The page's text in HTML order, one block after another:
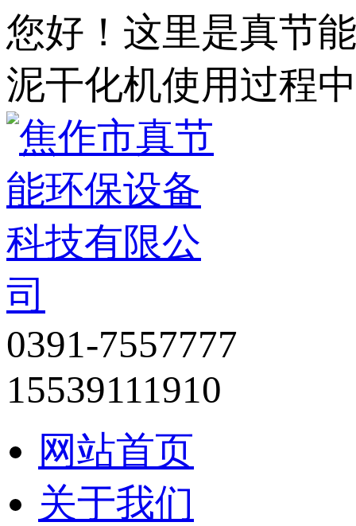
您好！这里是真节
泥干化机使用过程
0391-7557777
15539111910
网站首页
关于我们